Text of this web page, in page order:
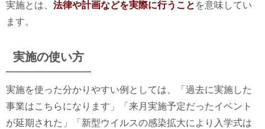
実施とは、 法律や計画などを実際に行うこと を意味してい
ます。
実施の使い方
実施を使った分かりやすい例としては、「過去に実施した
事業はこちらになります」「来月実施予定だったイベント
が延期された」「新型ウイルスの感染拡大により入学式は